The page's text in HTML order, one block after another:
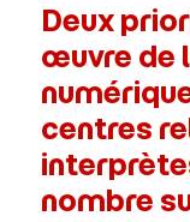
Deux
œuvre de
centres
nombre